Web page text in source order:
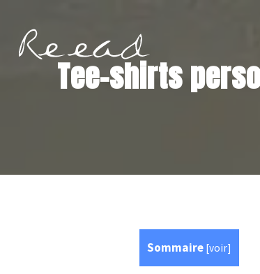
Tee-shirts
Sommaire [voir]